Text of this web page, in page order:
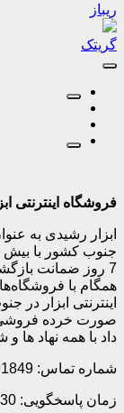
ریباز
گریتک
فروشگاه اینترنتی
ابزار رشیدی به
جنوب کشور با بیش
7 روز ضمانت
همگام با
اینترنتی ابزار در
صورت خرده فروشی
داد با همه نهاد ها
شماره تماس: 07734291849
زمان پاسخگویی: 8:30 الی 20